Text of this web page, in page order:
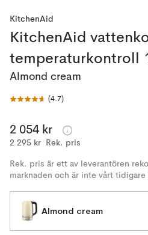
KitchenAid
KitchenAid
temperaturkontroll
Almond cream
(4.7)
2 054 kr
2 295 kr Rek. pris
Rek. pris är ett av leverantören
marknaden och är inte vårt tidigare
Almond cream